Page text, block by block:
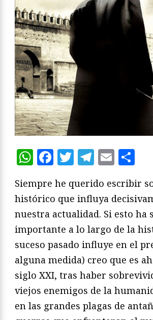
WhatsApp
Facebook
TwitterEmail
Siempre he querido escribir
histórico que influya
nuestra actualidad. Si esto ha
importante a lo largo de la
suceso pasado influye en el
alguna medida) creo que es
siglo XXI, tras haber
viejos enemigos de la
en las grandes plagas de